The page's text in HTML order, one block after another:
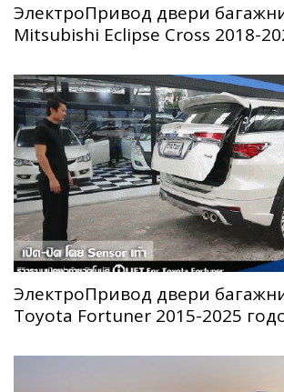
ЭлектроПривод двери
Mitsubishi Eclipse Cross 2018-
ЭлектроПривод двери
Toyota Fortuner 2015-2025